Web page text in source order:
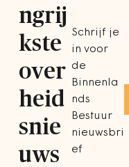
ngrij
kste
over
heid
snie
uws
Schrijf je
in voor
de
Binnenla
nds
Bestuur
nieuwsbri
ef